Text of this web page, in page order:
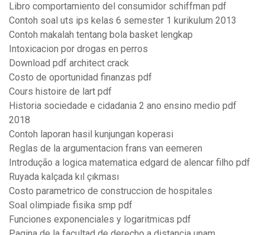
Libro comportamiento del consumidor schiffman pdf
Contoh soal uts ips kelas 6 semester 1 kurikulum 2013
Contoh makalah tentang bola basket lengkap
Intoxicacion por drogas en perros
Download pdf architect crack
Costo de oportunidad finanzas pdf
Cours histoire de lart pdf
Historia sociedade e cidadania 2 ano ensino medio pdf
2018
Contoh laporan hasil kunjungan koperasi
Reglas de la argumentacion frans van eemeren
Introdução a logica matematica edgard de alencar filho pdf
Ruyada kalçada kıl çıkması
Costo parametrico de construccion de hospitales
Soal olimpiade fisika smp pdf
Funciones exponenciales y logaritmicas pdf